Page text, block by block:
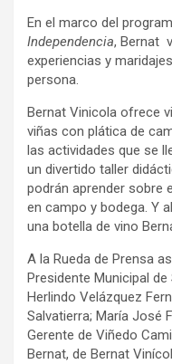
En el marco del
Independencia, Bernat
experiencias y
persona.
Bernat Vinicola ofrece
viñas con plática de
las actividades que se
un divertido taller
podrán aprender sobre
en campo y bodega. Y
una botella de vino
A la Rueda de Prensa
Presidente Municipal
Herlindo Velázquez
Salvatierra; María José
Gerente de Viñedo
Bernat, de Bernat